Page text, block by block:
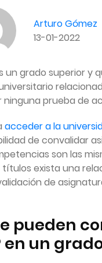
Arturo Gómez
13-01-2022
un grado superior y
ninguna prueba de
acceder a la
de convalidar
son las
exista una
de
pueden
en un